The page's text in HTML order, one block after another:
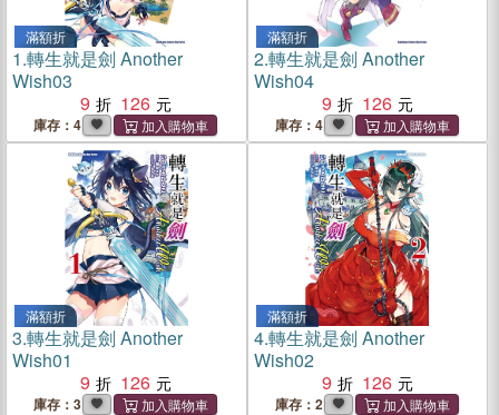
滿額折
1.轉生就是劍 Another
Wish03
9
126
庫存：4
滿額折
2.轉生就是劍 Another
Wish04
9
126
庫存：4
滿額折
3.轉生就是劍 Another
Wish01
9
126
庫存：3
滿額折
4.轉生就是劍 Another
Wish02
9
126
庫存：2